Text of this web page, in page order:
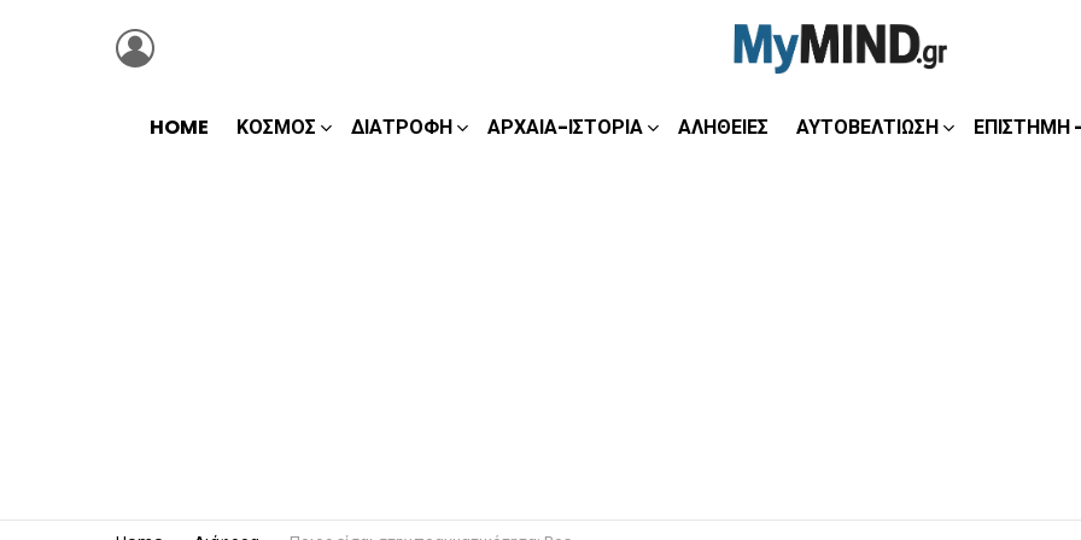
HOME ΚΌΣΜΟΣ ΔΙΑΤΡΟΦΉ ΑΡΧΑΊΑ-ΙΣΤΟΡΊΑ ΑΛΉΘΕΙΕΣ ΑΥΤΟΒΕΛΤΊΩΣΗ ΕΠΙΣΤΉΜΗ